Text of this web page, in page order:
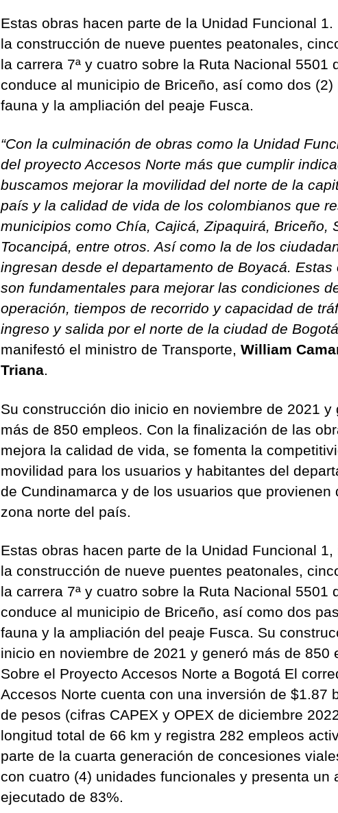
Estas obras hacen parte de la Unidad Funcional 1.
la construcción de nueve puentes peatonales,
la carrera 7ª y cuatro sobre la Ruta Nacional 5501
conduce al municipio de Briceño, así como dos (2)
fauna y la ampliación del peaje Fusca.
“Con la culminación de obras como la Unidad
del proyecto Accesos Norte más que cumplir
buscamos mejorar la movilidad del norte de la
país y la calidad de vida de los colombianos que
municipios como Chía, Cajicá, Zipaquirá, Briceño,
Tocancipá, entre otros. Así como la de los
ingresan desde el departamento de Boyacá. Estas
son fundamentales para mejorar las condiciones
operación, tiempos de recorrido y capacidad de
ingreso y salida por el norte de la ciudad de
manifestó el ministro de Transporte, William
Triana.
Su construcción dio inicio en noviembre de 2021 y
más de 850 empleos. Con la finalización de las
mejora la calidad de vida, se fomenta la
movilidad para los usuarios y habitantes del
de Cundinamarca y de los usuarios que provienen
zona norte del país.
Estas obras hacen parte de la Unidad Funcional 1,
la construcción de nueve puentes peatonales,
la carrera 7ª y cuatro sobre la Ruta Nacional 5501
conduce al municipio de Briceño, así como dos
fauna y la ampliación del peaje Fusca. Su
inicio en noviembre de 2021 y generó más de 850
Sobre el Proyecto Accesos Norte a Bogotá El
Accesos Norte cuenta con una inversión de $1.87
de pesos (cifras CAPEX y OPEX de diciembre
longitud total de 66 km y registra 282 empleos
parte de la cuarta generación de concesiones
con cuatro (4) unidades funcionales y presenta un
ejecutado de 83%.